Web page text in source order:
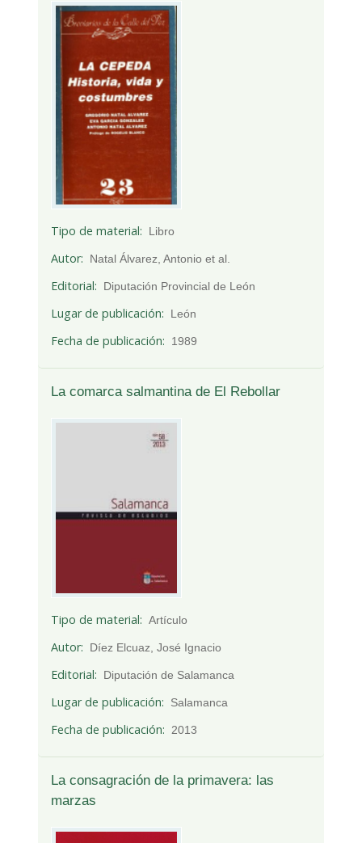
Tipo de material Libro
Autor Natal Álvarez, Antonio et al.
Editorial Diputación Provincial de León
Lugar de publicación León
Fecha de publicación 1989
La comarca salmantina de El Rebollar
Tipo de material Artículo
Autor Díez Elcuaz, José Ignacio
Editorial Diputación de Salamanca
Lugar de publicación Salamanca
Fecha de publicación 2013
La consagración de la primavera: las
marzas